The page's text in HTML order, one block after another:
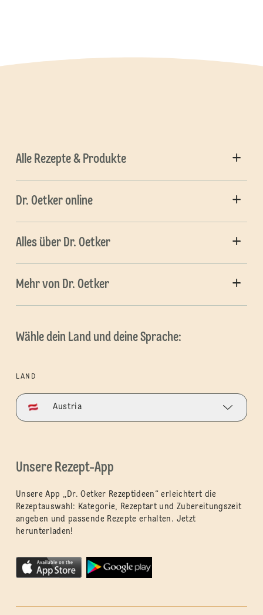
Alle Rezepte & Produkte
Dr. Oetker online
Alles über Dr. Oetker
Mehr von Dr. Oetker
Wähle dein Land und deine Sprache:
LAND
Austria
Unsere Rezept-App
Unsere App „Dr. Oetker Rezeptideen“ erleichtert die
Rezeptauswahl: Kategorie, Rezeptart und Zubereitungszeit
angeben und passende Rezepte erhalten. Jetzt
herunterladen!